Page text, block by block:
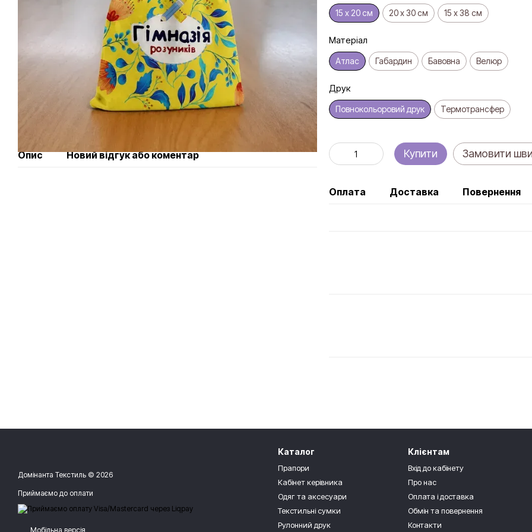
Опис Новий відгук або коментар
15 х 20 см 20 х 30 см 15 х 38 см
Матеріал
Атлас Габардин Бавовна Велюр
Друк
Повнокольоровий друк Термотрансфер
Купити Замовити
Оплата Доставка Повернення
Домінанта Текстиль © 2026
Приймаємо до оплати
Мобільна версія
Каталог
Прапори
Кабінет керівника
Одяг та аксесуари
Текстильні сумки
Рулонний друк
Клієнтам
Вхід до кабінету
Про нас
Оплата і доставка
Обмін та повернення
Контакти